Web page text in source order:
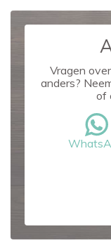
Vragen
anders?
of